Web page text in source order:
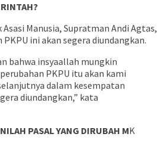
Manusia, Supratman Andi Agtas,
ini akan segera diundangkan.
bahwa insyaallah mungkin
PKPU itu akan kami
dalam kesempatan
diundangkan,” kata
PASAL YANG DIRUBAH MK